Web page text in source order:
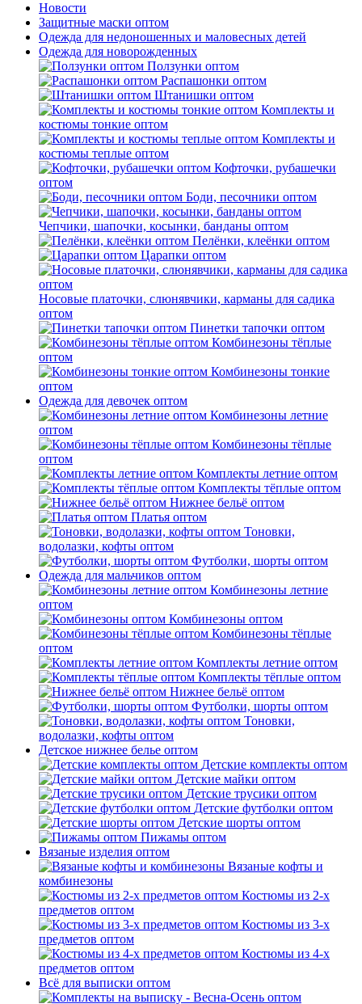
Новости
Защитные маски оптом
Одежда для недоношенных и маловесных детей
Одежда для новорожденных
Ползунки оптом
Распашонки оптом
Штанишки оптом
Комплекты и
костюмы тонкие оптом
Комплекты и
костюмы теплые оптом
Кофточки, рубашечки
оптом
Боди, песочники оптом
Чепчики, шапочки, косынки, банданы оптом
Пелёнки, клеёнки оптом
Царапки оптом
Носовые платочки, слюнявчики, карманы для садика
оптом
Пинетки тапочки оптом
Комбинезоны тёплые
оптом
Комбинезоны тонкие
оптом
Одежда для девочек оптом
Комбинезоны летние
оптом
Комбинезоны тёплые
оптом
Комплекты летние оптом
Комплекты тёплые оптом
Нижнее бельё оптом
Платья оптом
Тоновки,
водолазки, кофты оптом
Футболки, шорты оптом
Одежда для мальчиков оптом
Комбинезоны летние
оптом
Комбинезоны оптом
Комбинезоны тёплые
оптом
Комплекты летние оптом
Комплекты тёплые оптом
Нижнее бельё оптом
Футболки, шорты оптом
Тоновки,
водолазки, кофты оптом
Детское нижнее белье оптом
Детские комплекты оптом
Детские майки оптом
Детские трусики оптом
Детские футболки оптом
Детские шорты оптом
Пижамы оптом
Вязаные изделия оптом
Вязаные кофты и
комбинезоны
Костюмы из 2-х
предметов оптом
Костюмы из 3-х
предметов оптом
Костюмы из 4-х
предметов оптом
Всё для выписки оптом